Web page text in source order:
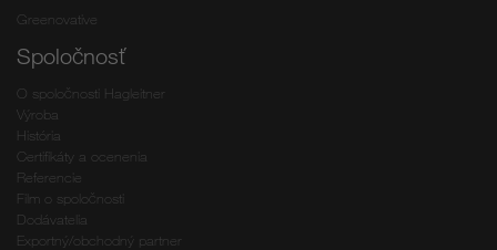
Greenovative
Spoločnosť
O spoločnosti Hagleitner
Výroba
História
Certifikáty a ocenenia
Referencie
Film o spoločnosti
Dodávatelia
Exportný/obchodný partner